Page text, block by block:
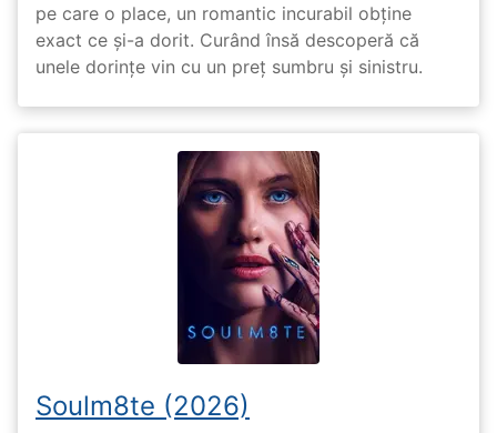
pe care o place, un romantic incurabil obține
exact ce și-a dorit. Curând însă descoperă că
unele dorințe vin cu un preț sumbru și sinistru.
Soulm8te (2026)